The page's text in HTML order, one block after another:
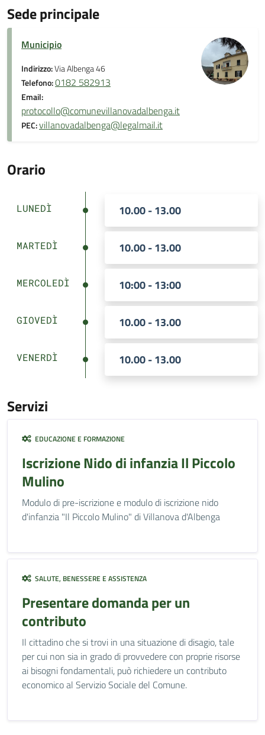
Sede principale
Municipio
Indirizzo:Via Albenga 46
Telefono:0182 582913
Email:
protocollo@comunevillanovadalbenga.it
PEC:villanovadalbenga@legalmail.it
Orario
LUNEDÌ 10.00 - 13.00
MARTEDÌ 10.00 - 13.00
MERCOLEDÌ 10:00 - 13:00
GIOVEDÌ 10.00 - 13.00
VENERDÌ 10.00 - 13.00
Servizi
EDUCAZIONE E FORMAZIONE
Iscrizione Nido di infanzia Il Piccolo
Mulino
Modulo di pre-iscrizione e modulo di iscrizione nido
d'infanzia "Il Piccolo Mulino" di Villanova d'Albenga
SALUTE, BENESSERE E ASSISTENZA
Presentare domanda per un
contributo
Il cittadino che si trovi in una situazione di disagio, tale
per cui non sia in grado di provvedere con proprie risorse
ai bisogni fondamentali, può richiedere un contributo
economico al Servizio Sociale del Comune.